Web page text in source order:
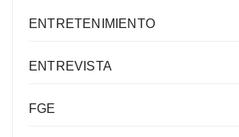
ENTRETENIMIENTO
ENTREVISTA
FGE